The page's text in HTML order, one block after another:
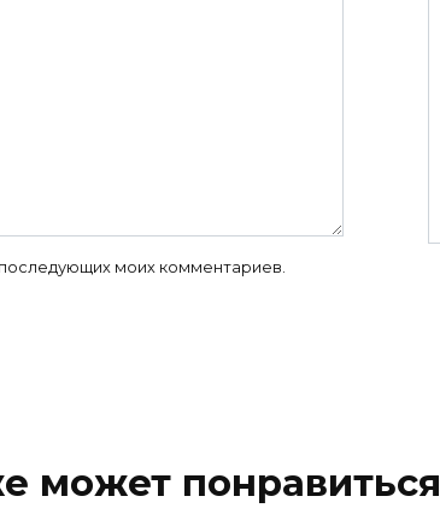
моих комментариев.
может понравиться